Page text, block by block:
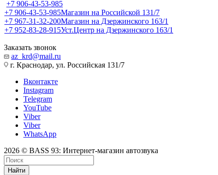
+7 906-43-53-985
+7 906-43-53-985Магазин на Российской 131/7
+7 967-31-32-200Магазин на Дзержинского 163/1
+7 952-83-28-915Уст.Центр на Дзержинского 163/1
Заказать звонок
az_krd@mail.ru
г. Краснодар, ул. Российская 131/7
Вконтакте
Instagram
Telegram
YouTube
Viber
Viber
WhatsApp
2026 © BASS 93: Интернет-магазин автозвука
Найти